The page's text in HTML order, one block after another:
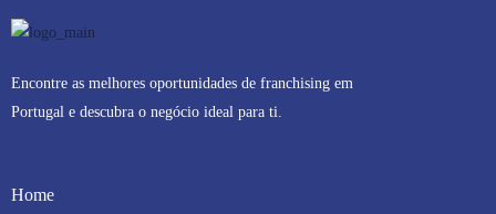
Encontre as melhores oportunidades de franchising em
Portugal e descubra o negócio ideal para ti.
Home